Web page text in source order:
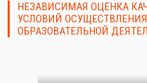
НЕЗАВИСИМАЯ ОЦЕНКА
УСЛОВИЙ ОСУЩЕСТВЛЕНИЯ
ОБРАЗОВАТЕЛЬНОЙ